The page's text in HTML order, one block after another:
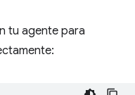
tu agente para